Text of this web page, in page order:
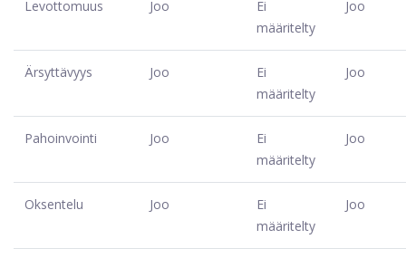
Levottomuus Joo
Ei
määritelty
Joo
Ärsyttävyys Joo
Ei
määritelty
Joo
Pahoinvointi Joo
Ei
määritelty
Joo
Oksentelu Joo
Ei
määritelty
Joo